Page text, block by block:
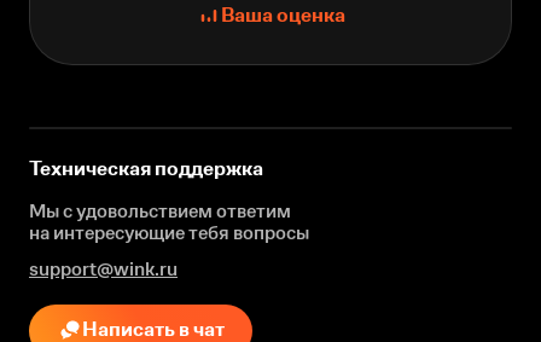
Ваша оценка
Техническая поддержка
Мы с удовольствием ответим
на интересующиетебя вопросы
support@wink.ru
Написать в чат